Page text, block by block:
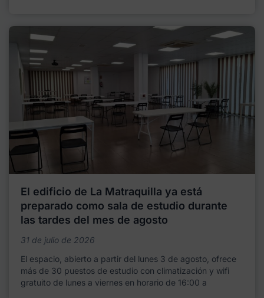
El edificio de La Matraquilla ya está
preparado como sala de estudio durante
las tardes del mes de agosto
31 de julio de 2026
El espacio, abierto a partir del lunes 3 de agosto, ofrece
más de 30 puestos de estudio con climatización y wifi
gratuito de lunes a viernes en horario de 16:00 a